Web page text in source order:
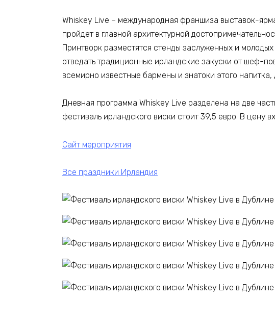
Whiskey Live – международная франшиза выставок-
пройдет в главной архитектурной
Принтворк разместятся стенды заслуженных и
отведать традиционные ирландские закуски от шеф-
всемирно известные бармены и знатоки этого
Дневная программа Whiskey Live разделена на две
фестиваль ирландского виски стоит 39,5 евро. В цену
Сайт мероприятия
Все праздники Ирландия